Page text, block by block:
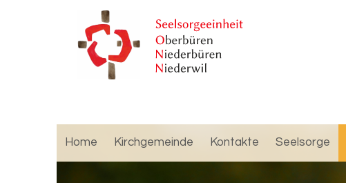
Home Kirchgemeinde Kontakte Seelsorge